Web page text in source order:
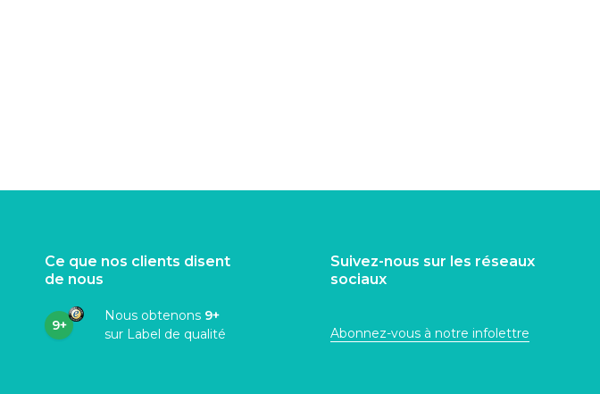
Ce que nos clients disent
de nous
9+
Nous obtenons 9+
sur Label de qualité
Suivez-nous sur les réseaux
sociaux
Abonnez-vous à notre infolettre